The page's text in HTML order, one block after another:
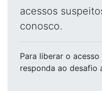
acessos
conosco.
Para liberar o acesso
responda ao desafio